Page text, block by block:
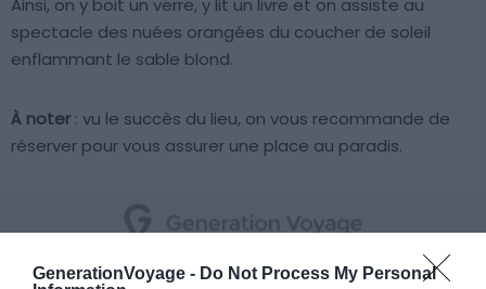
GenerationVoyage - Do Not Process My Personal
Ainsi, on y boit un verre, y lit un livre et on assiste au
spectacle des nuées orangées du coucher de soleil
enflammant le sable blond.
À noter : vu le succès du lieu, on vous recommande de
réserver pour vous assurer une place au paradis.